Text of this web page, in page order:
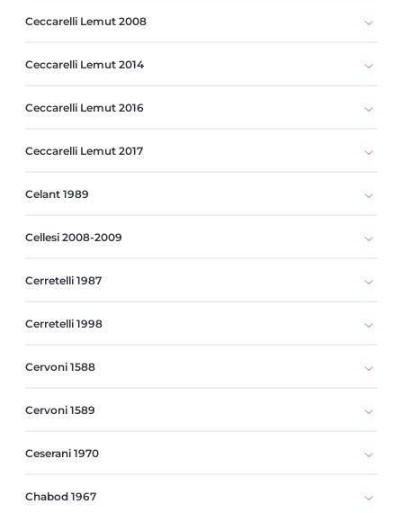
Ceccarelli Lemut 2008
Ceccarelli Lemut 2014
Ceccarelli Lemut 2016
Ceccarelli Lemut 2017
Celant 1989
Cellesi 2008-2009
Cerretelli 1987
Cerretelli 1998
Cervoni 1588
Cervoni 1589
Ceserani 1970
Chabod 1967